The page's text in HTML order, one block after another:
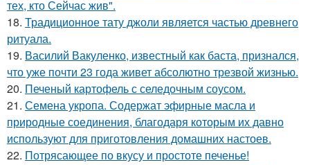
тех, кто Сейчас жив".
18. Традиционное тату джоли является частью древнего
ритуала.
19. Василий Вакуленко, известный как баста, признался,
что уже почти 23 года живет абсолютно трезвой жизнью.
20. Печеный картофель с селедочным соусом.
21. Семена укропа. Содержат эфирные масла и
природные соединения, благодаря которым их давно
используют для приготовления домашних настоев.
22. Потрясающее по вкусу и простоте печенье!